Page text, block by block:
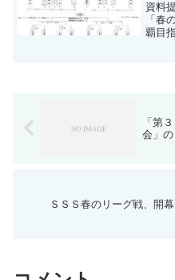
資料
「春
覇目
「第
会」
ＳＳＳ春のリーグ戦、開